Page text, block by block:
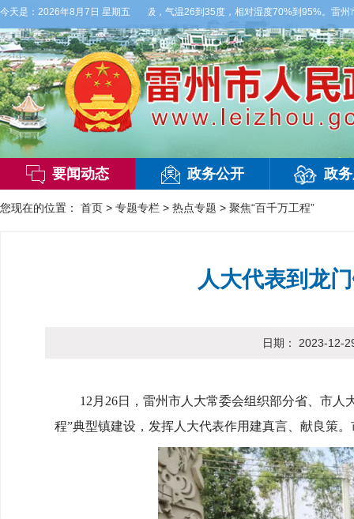
今天是： 2026年8月7日 星期五
云，局部有雷阵雨，偏西风2-3级，气温26到35度，相对湿度70%到95%。雷州市
要闻动态 政务公开 政
您现在的位置： 首页 > 专题专栏 > 热点专题 > 聚焦“百千万工程”
人大代表到龙
日期： 2023-12-
12月26日，雷州市人大常委会组织部分省、市人
程”典型镇建设，发挥人大代表作用建真言、献良策